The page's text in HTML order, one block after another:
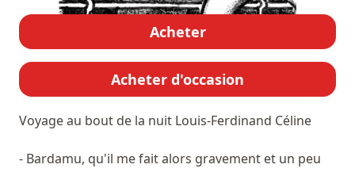
Acheter
Acheter d'occasion
Voyage au bout de la nuit Louis-Ferdinand Céline
- Bardamu, qu'il me fait alors gravement et un peu